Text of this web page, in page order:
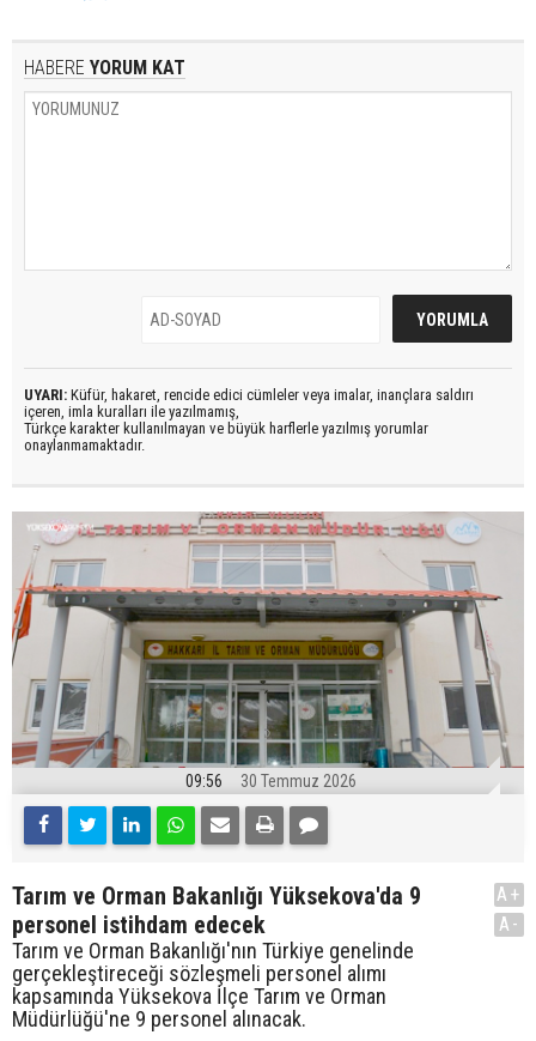
HABERE YORUM KAT
UYARI: Küfür, hakaret, rencide edici cümleler veya imalar, inançlara saldırı
içeren, imla kuralları ile yazılmamış,
Türkçe karakter kullanılmayan ve büyük harflerle yazılmış yorumlar
onaylanmamaktadır.
09:56 30 Temmuz 2026
Tarım ve Orman Bakanlığı Yüksekova'da 9
personel istihdam edecek
Tarım ve Orman Bakanlığı'nın Türkiye genelinde
gerçekleştireceği sözleşmeli personel alımı
kapsamında Yüksekova İlçe Tarım ve Orman
Müdürlüğü'ne 9 personel alınacak.
A+
A-